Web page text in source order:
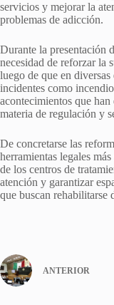
servicios y mejorar la
problemas de adicción.
Durante la presentación
necesidad de reforzar la
luego de que en
incidentes como
acontecimientos que
materia de regulación y
De concretarse las
herramientas legales
de los centros de
atención y garantizar
que buscan rehabilitarse
ANTERIOR